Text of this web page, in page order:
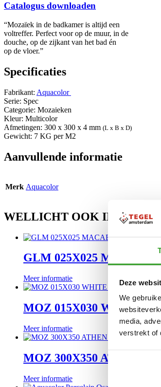
Deze
We
media,
verstrekt of
Catalogus downloaden
“Mozaïek in de badkamer is altijd een
voltreffer. Perfect voor op de muur, in de
douche, op de zijkant van het bad én
op de vloer.”
Specificaties
Fabrikant: Aquacolor
Serie: Spec
Categorie: Mozaieken
Kleur: Multicolor
Afmetingen: 300 x 300 x 4 mm (L x B x D)
Gewicht: 7 KG per M2
Aanvullende informatie
Merk Aquacolor
WELLICHT OOK
GLM 025X025 MACABU
Meer informatie
MOZ 015X030 WHITE
Meer informatie
MOZ 300X350 ATHENS
Meer informatie